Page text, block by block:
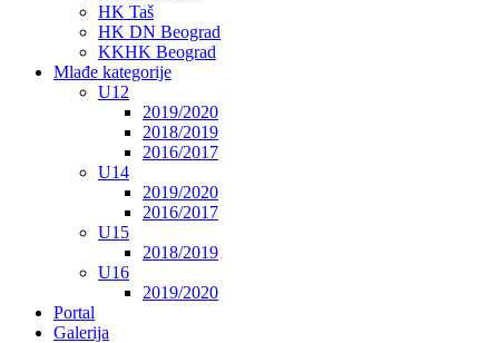
HK Taš
HK DN Beograd
KKHK Beograd
Mlađe kategorije
U12
2019/2020
2018/2019
2016/2017
U14
2019/2020
2016/2017
U15
2018/2019
U16
2019/2020
Portal
Galerija